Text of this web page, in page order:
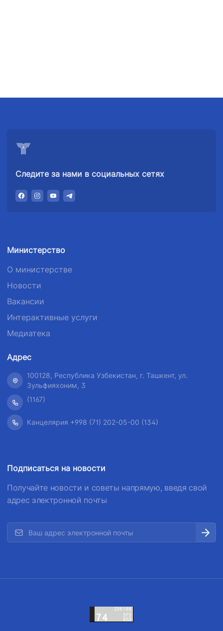
Следите за нами в социальных сетях
Министерство
О министерстве
Новости
Вакансии
Интерактивные услуги
Медиатека
Адрес
100128, Республика Узбекистан, г. Ташкент, ул.
Зульфияхоним, 3
(1167)
Канцелярия +998 (71) 202-05-00 (134)
Подписаться на новости
Получайте новости и советы напрямую, введя свой
адрес электронной почты